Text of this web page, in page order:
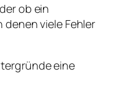
ob ein
viele Fehler
eine